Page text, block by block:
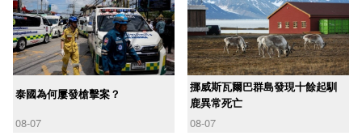
泰國為何屢發槍擊案？
08-07
挪威斯瓦爾巴群島發現十餘起馴
鹿異常死亡
08-07